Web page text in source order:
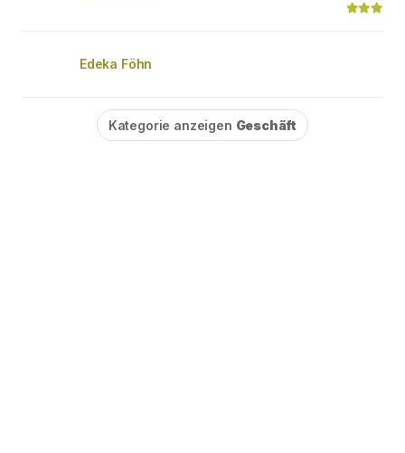
Edeka Föhn
Kategorie anzeigen Geschäft